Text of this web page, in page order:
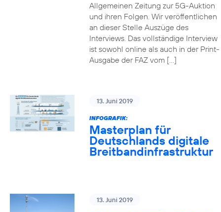
Allgemeinen Zeitung zur 5G-Auktion
und ihren Folgen. Wir veröffentlichen
an dieser Stelle Auszüge des
Interviews. Das vollständige Interview
ist sowohl online als auch in der Print-
Ausgabe der FAZ vom […]
13. Juni 2019
INFOGRAFIK:
Masterplan für
Deutschlands digitale
Breitbandinfrastruktur
13. Juni 2019